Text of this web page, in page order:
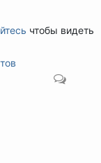
чтобы видеть